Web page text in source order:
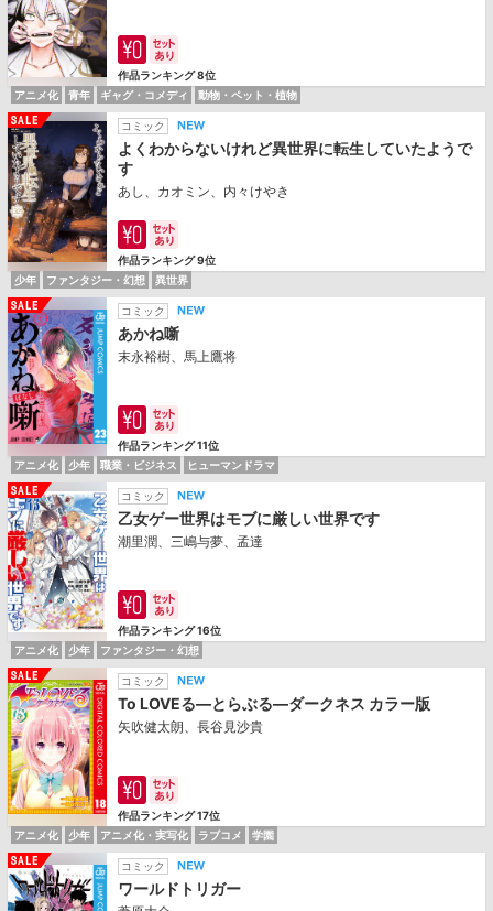
作品ランキング 8位
アニメ化
青年 ギャグ・コメディ 動物・ペット・植物
コミック
よくわからないけれど異世界に転生していたようで
す
あし、カオミン、内々けやき
作品ランキング 9位
少年
ファンタジー・幻想 異世界
コミック
あかね噺
末永裕樹、馬上鷹将
作品ランキング 11位
アニメ化
少年 職業・ビジネス ヒューマンドラマ
コミック
乙女ゲー世界はモブに厳しい世界です
潮里潤、三嶋与夢、孟達
作品ランキング 16位
アニメ化
少年 ファンタジー・幻想
コミック
To LOVEる―とらぶる―ダークネス カラー版
矢吹健太朗、長谷見沙貴
作品ランキング 17位
アニメ化
少年 アニメ化・実写化 ラブコメ 学園
コミック
ワールドトリガー